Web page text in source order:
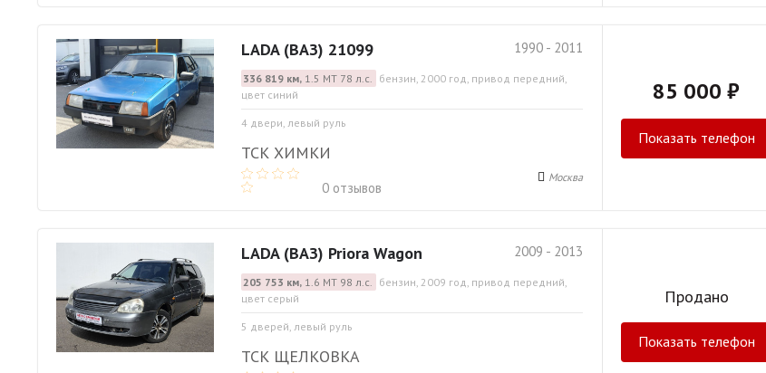
1990 - 2011
LADA (ВАЗ) 21099
336 819 км,1.5 МТ 78 л.с. бензин, 2000 год, привод передний,
цвет синий
4 двери, левый руль
ТСК ХИМКИ
0 отзывов
Москва
85 000 ₽
Показать телефон
2009 - 2013
LADA (ВАЗ) Priora Wagon
205 753 км,1.6 МТ 98 л.с. бензин, 2009 год, привод передний,
цвет серый
5 дверей, левый руль
ТСК ЩЕЛКОВКА
Продано
Показать телефон